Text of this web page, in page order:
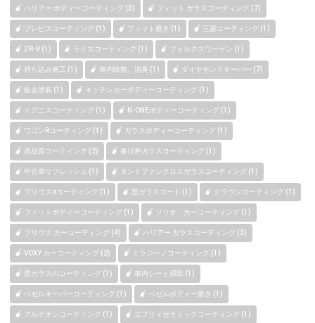
ハリアー ボディーコーティング (3) フィット ガラスコーティング (7)
ブレビスコーティング (1) フィット磨き (1) 三菱コーティング (1)
ZR-V (1) ライズコーティング (1) フォルクスワーゲン (1)
持ち込み施工 (1) 車内除菌、消臭 (1) ダイヤモンドキーパー (7)
板金塗装 (1) キッチンカーボディーコーティング (1)
イグニスコーティング (1) N-ONEボディーコーティング (1)
ワゴンRコーティング (1) ガラスボディーコーティング (1)
高品質コーティング (2) 春日井ガラスコーティング (1)
中古車リフレッシュ (1) タントファンクロスガラスコーティング (1)
プリウスαコーティング (1) 窓ガラスコート (1) クラウンコーティング (1)
フィットボディーコーティング (1) ソリオ、カーコーティング (1)
プリウス カーコーティング (4) ハリアー ガラスコーティング (3)
VOXY カーコーティング (2) ミラジーノコーティング (1)
窓ガラスのコーティング (1) 車内シート掃除 (1)
ベゼルキーパーコーティング (1) ベゼルボディー磨き (1)
アルテオンコーティング (1) エブリィセラミックコーティング (1)